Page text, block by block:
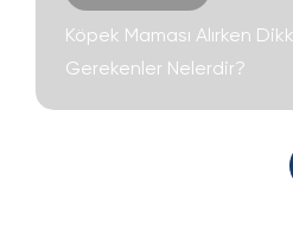
Köpek Maması Alırken
Gerekenler Nelerdir?